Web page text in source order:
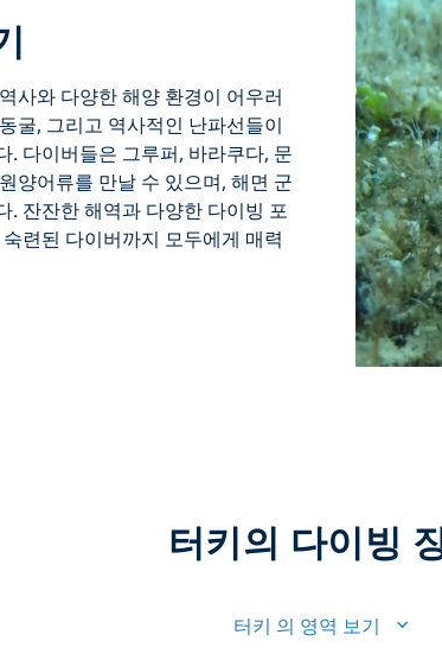
사와 다양한 해양 환경이 어우러
굴, 그리고 역사적인 난파선들이
. 다이버들은 그루퍼, 바라쿠다, 문
양어류를 만날 수 있으며, 해면 군
. 잔잔한 해역과 다양한 다이빙 포
련된 다이버까지 모두에게 매력
터키의 다이빙
터키 의 영역 보기